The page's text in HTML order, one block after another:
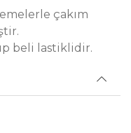
çakım
beli lastiklidir.